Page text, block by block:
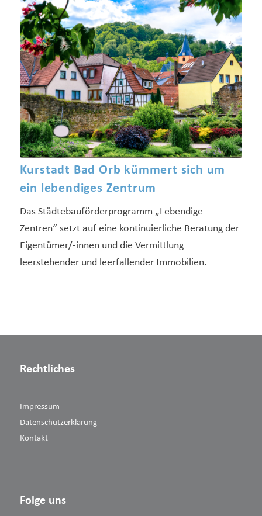
Kurstadt Bad Orb kümmert sich um
ein lebendiges Zentrum
Das Städtebauförderprogramm „Lebendige
Zentren“ setzt auf eine kontinuierliche Beratung der
Eigentümer/-innen und die Vermittlung
leerstehender und leerfallender Immobilien.
Rechtliches
Impressum
Datenschutzerklärung
Kontakt
Folge uns